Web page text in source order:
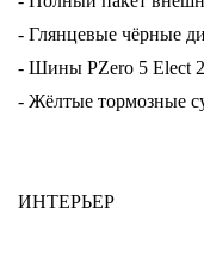
- Глянцевые чёрные
- Шины PZero 5 Elect
- Жёлтые тормозные
ИНТЕРЬЕР